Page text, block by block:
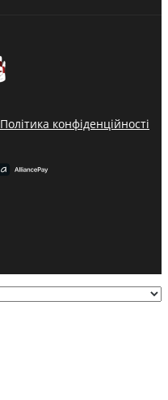
Політика конфіденційності